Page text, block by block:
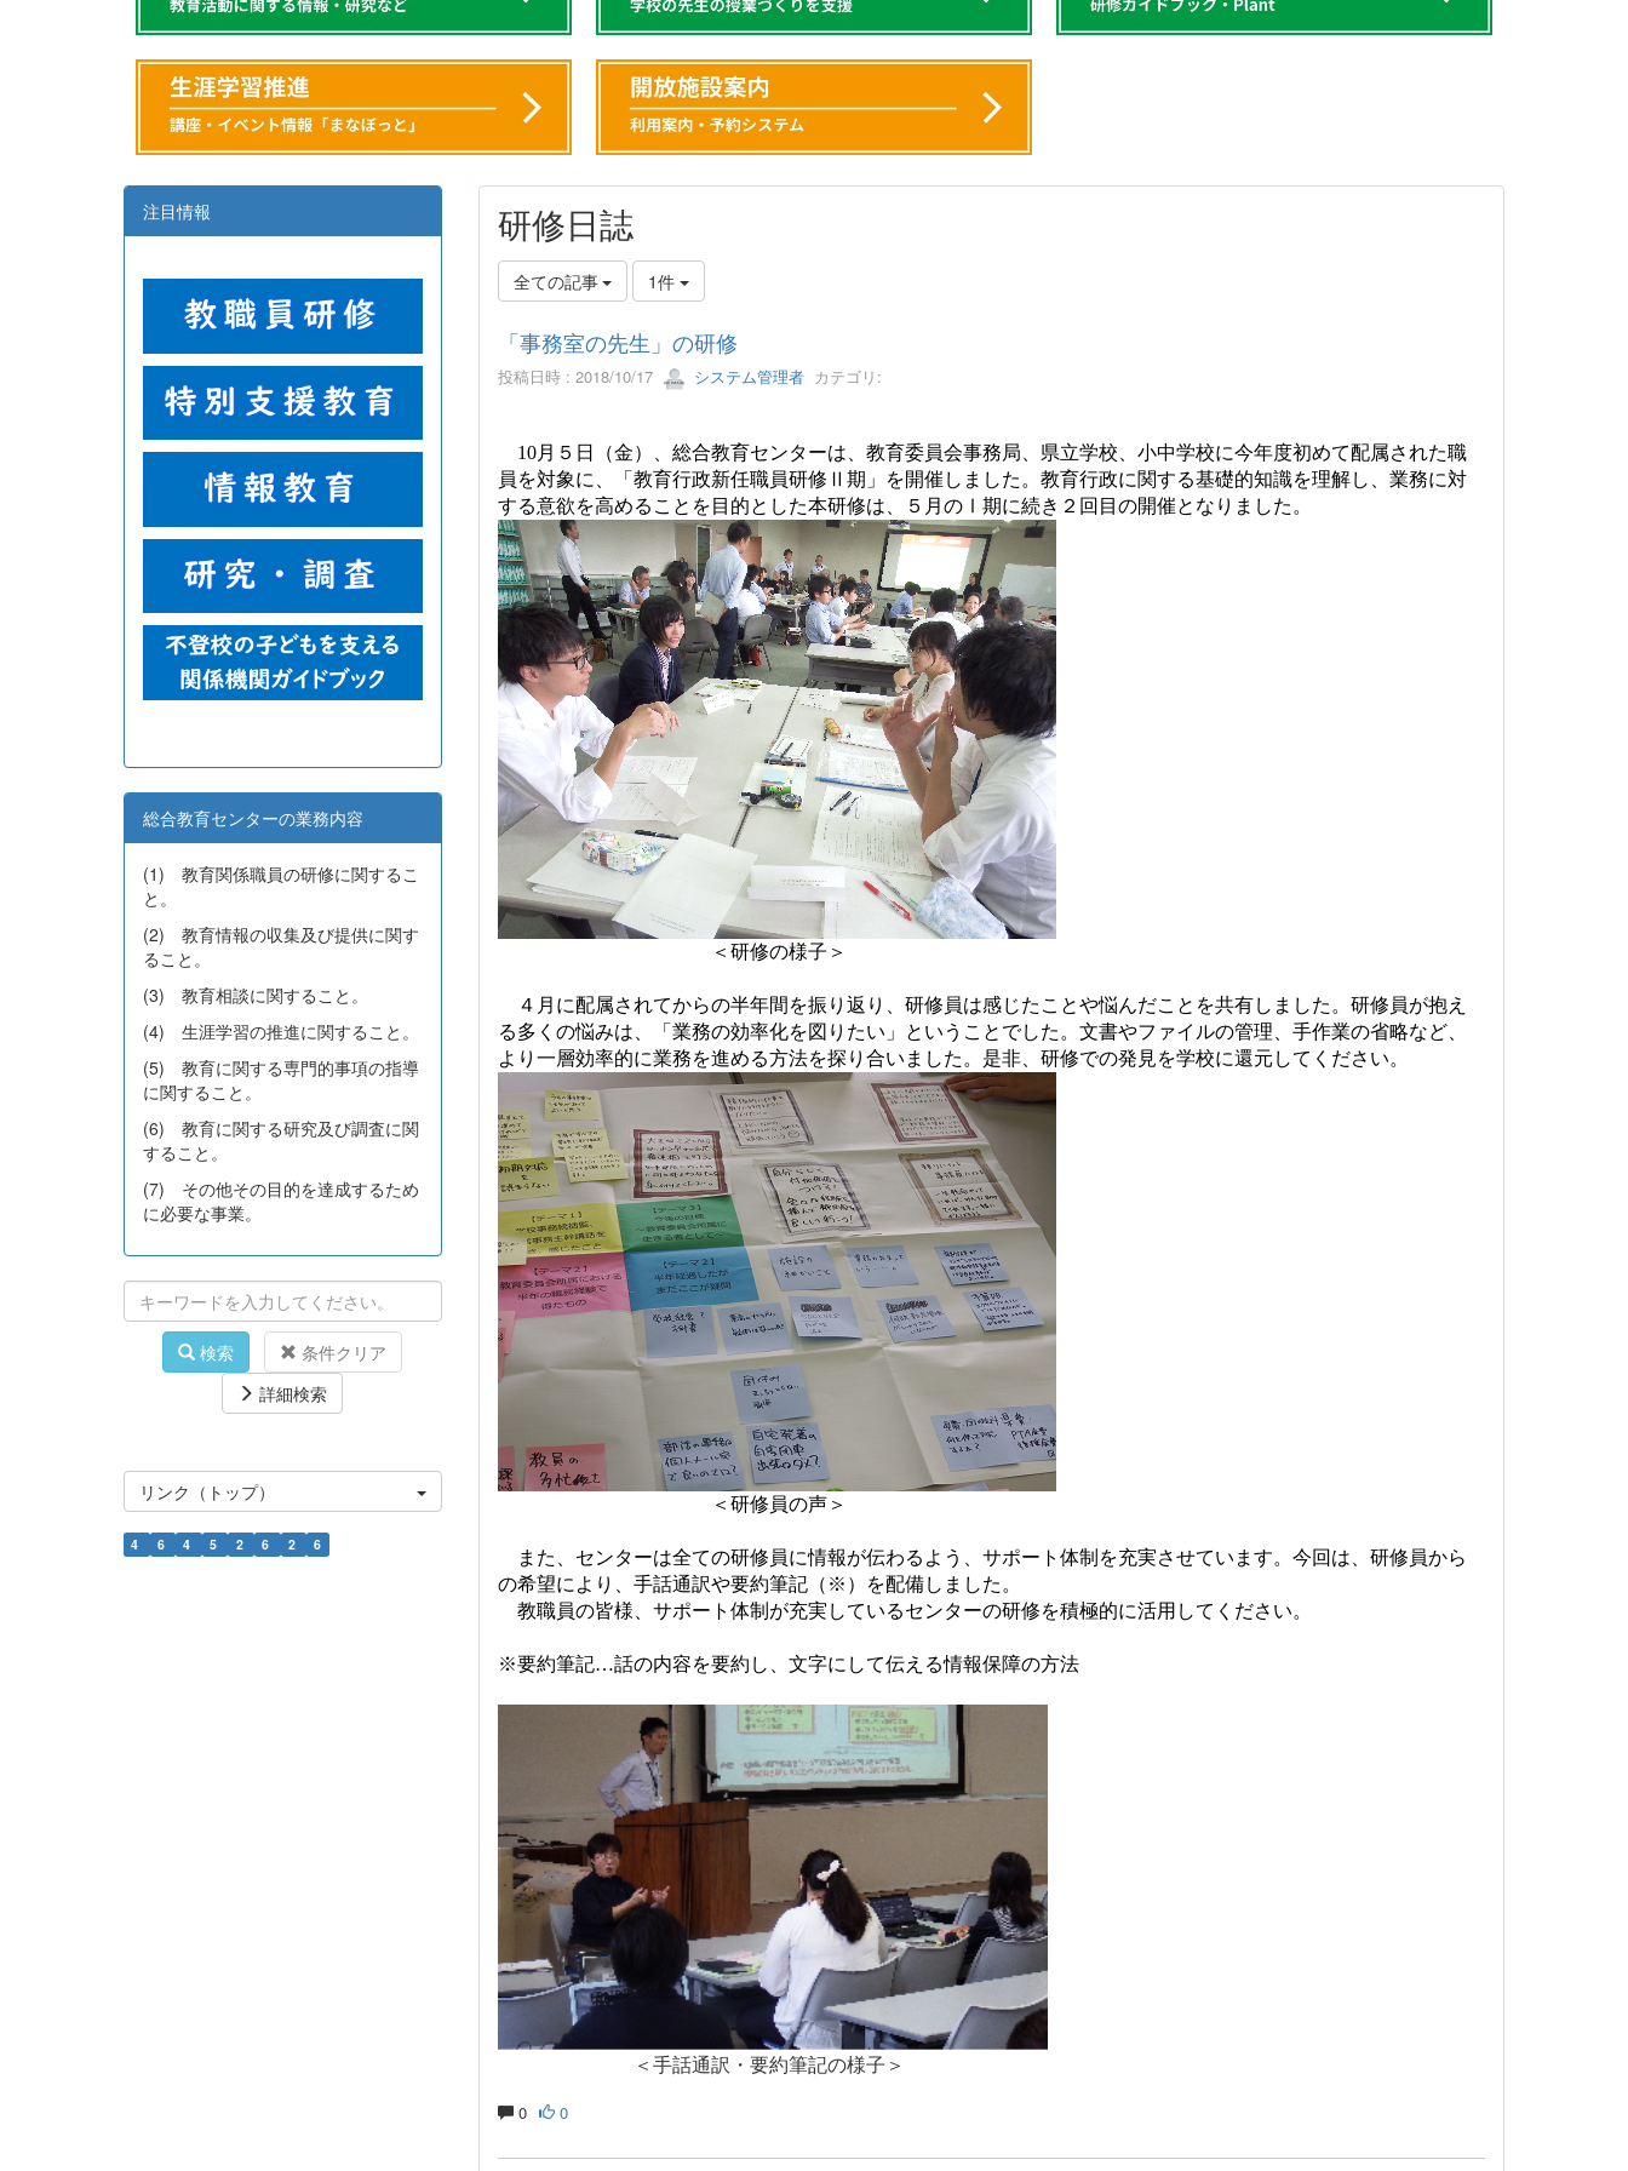
研修日誌
全ての記事 1件
「事務室の先生」の研修
投稿日時 : 2018/10/17 システム管理者カテゴリ:
10月５日（金）、総合教育センターは、教育委員会事務局、県立学校、小中学校に今年度初めて配属された職
員を対象に、「教育行政新任職員研修Ⅱ期」を開催しました。教育行政に関する基礎的知識を理解し、業務に対
する意欲を高めることを目的とした本研修は、５月のⅠ期に続き２回目の開催となりました。
＜研修の様子＞
４月に配属されてからの半年間を振り返り、研修員は感じたことや悩んだことを共有しました。研修員が抱え
る多くの悩みは、「業務の効率化を図りたい」ということでした。文書やファイルの管理、手作業の省略など、
より一層効率的に業務を進める方法を探り合いました。是非、研修での発見を学校に還元してください。
＜研修員の声＞
また、センターは全ての研修員に情報が伝わるよう、サポート体制を充実させています。今回は、研修員から
の希望により、手話通訳や要約筆記（※）を配備しました。
教職員の皆様、サポート体制が充実しているセンターの研修を積極的に活用してください。
※要約筆記…話の内容を要約し、文字にして伝える情報保障の方法
＜手話通訳・要約筆記の様子＞
0 0
注目情報
総合教育センターの業務内容
(1) 教育関係職員の研修に関するこ
と。
(2) 教育情報の収集及び提供に関す
ること。
(3) 教育相談に関すること。
(4) 生涯学習の推進に関すること。
(5) 教育に関する専門的事項の指導
に関すること。
(6) 教育に関する研究及び調査に関
すること。
(7) その他その目的を達成するため
に必要な事業。
検索
条件クリア
詳細検索
リンク（トップ）
4 6 4 5 2 6 2 6